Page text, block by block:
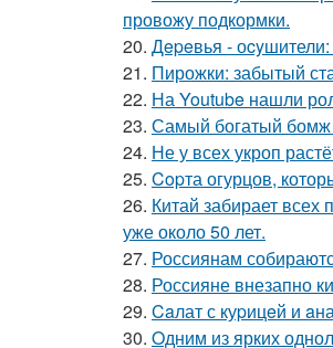
провожу подкормки.
20. Дepeвья -
21. Пирожки: забытый
22. На Youtube нашли
23. Самый богатый
24. Не у всех укроп
25. Copта огурцов,
26. Китай забирает
уже около 50 лет.
27. Россиянам
28. Россияне внезапно
29. Caлат с куpицeй и
30. Oдним из ярких